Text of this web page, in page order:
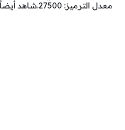
معدل الترميز: 27500.شاهد أيضاً